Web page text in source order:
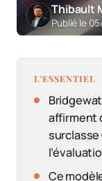
Thibault
Publié le
L’ESSENTIEL
affirment
surclasse
Ce